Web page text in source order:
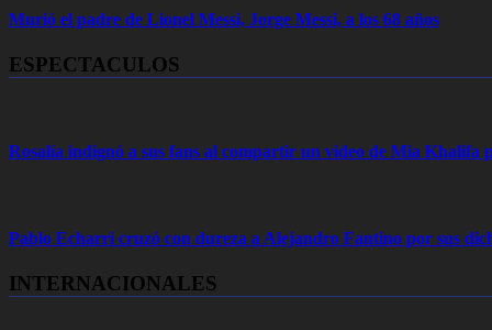
Murió el padre de Lionel Messi, Jorge Messi, a los 68 años
ESPECTACULOS
Rosalía indignó a sus fans al compartir un video de Mia Khalifa
Pablo Echarri cruzó con dureza a Alejandro Fantino por sus
INTERNACIONALES